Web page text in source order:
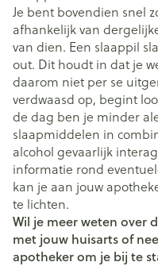
Je bent bovendien snel
afhankelijk van
van dien. Een slaappil
out. Dit houdt in dat je
daarom niet per se
verdwaasd op, begint
de dag ben je minder
slaapmiddelen in
alcohol gevaarlijk
informatie rond
kan je aan jouw
te lichten.
Wil je meer weten over
met jouw huisarts of
apotheker om je bij te